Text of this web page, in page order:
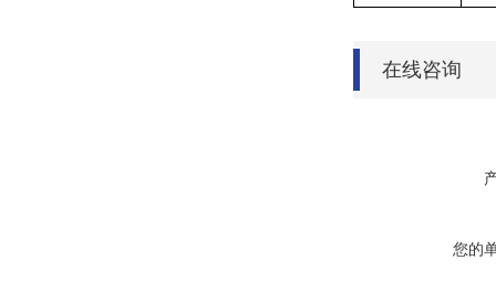
在线咨询
您的